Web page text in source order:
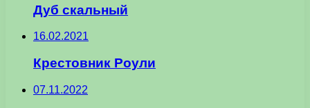
Дуб скальный
16.02.2021
Крестовник Роули
07.11.2022